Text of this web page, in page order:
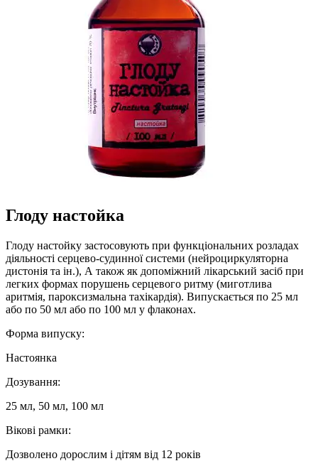
Глоду настойка
Глоду настойку застосовують при функціональних розладах
діяльності серцево-судинної системи (нейроциркуляторна
дистонія та ін.), А також як допоміжний лікарський засіб при
легких формах порушень серцевого ритму (миготлива
аритмія, пароксизмальна тахікардія). Випускається по 25 мл
або по 50 мл або по 100 мл у флаконах.
Форма випуску:
Настоянка
Дозування:
25 мл, 50 мл, 100 мл
Вікові рамки:
Дозволено дорослим і дітям від 12 років